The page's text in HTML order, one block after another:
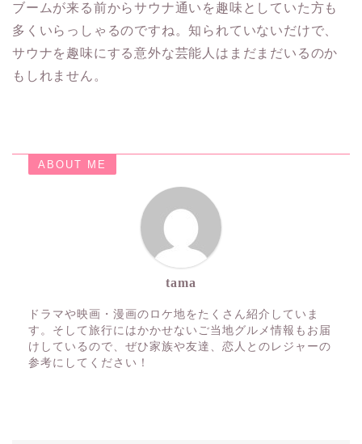
ブームが来る前からサウナ通いを趣味としていた方も
多くいらっしゃるのですね。知られていないだけで、
サウナを趣味にする意外な芸能人はまだまだいるのか
もしれません。
ABOUT ME
tama
ドラマや映画・漫画のロケ地をたくさん紹介していま
す。そして旅行にはかかせないご当地グルメ情報もお届
けしているので、ぜひ家族や友達、恋人とのレジャーの
参考にしてください！